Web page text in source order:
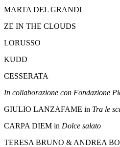
MARTA DEL GRANDI
ZE IN THE CLOUDS
LORUSSO
KUDD
CESSERATA
In collaborazione con Fondazione
GIULIO LANZAFAME in Tra le
CARPA DIEM in Dolce salato
TERESA BRUNO & ANDREA